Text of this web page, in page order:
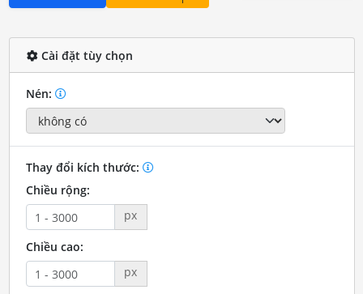
Cài đặt tùy chọn
Nén:
Thay đổi kích thước:
Chiều rộng:
px
Chiều cao:
px